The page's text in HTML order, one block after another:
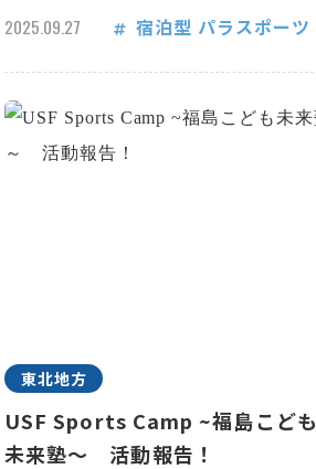
2025.09.27 宿泊型 パラスポーツ
東北地方
USF Sports Camp ~福島こども
未来塾～ 活動報告！